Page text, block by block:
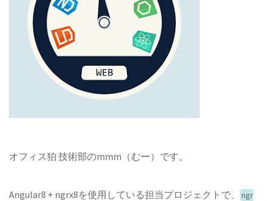
オフィス狛 技術部のmmm（むー）です。
Angular8 + ngrx8を使用している担当プロジェクトで、
ngr